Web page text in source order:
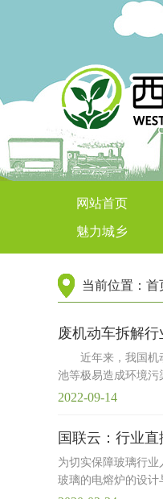
西部生态
网站首页
魅力城乡
当前位置： 首
废机动车拆解
近年来，我国机动
池等极易造成环境
2022-09-14
国联云：行业
为切实保障玻璃行业
玻璃的电熔炉的设计